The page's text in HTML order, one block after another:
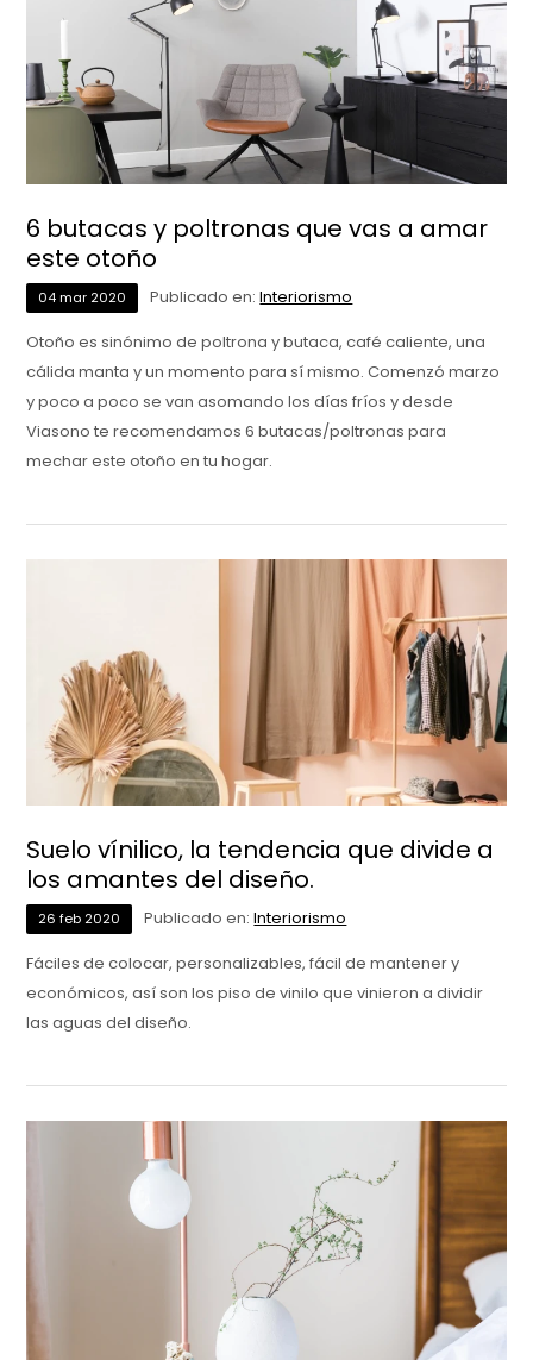
6 butacas y poltronas que vas a amar
este otoño
04 mar 2020 Publicado en:Interiorismo
Otoño es sinónimo de poltrona y butaca, café caliente, una
cálida manta y un momento para sí mismo. Comenzó marzo
y poco a poco se van asomando los días fríos y desde
Viasono te recomendamos 6 butacas/poltronas para
mechar este otoño en tu hogar.
Suelo vínilico, la tendencia que divide a
los amantes del diseño.
26 feb 2020 Publicado en:Interiorismo
Fáciles de colocar, personalizables, fácil de mantener y
económicos, así son los piso de vinilo que vinieron a dividir
las aguas del diseño.